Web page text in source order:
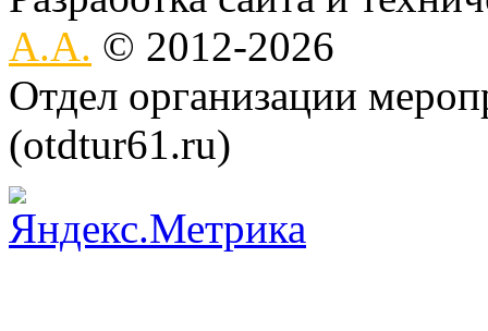
А.А. © 2012-2026
Отдел организации
(otdtur61.ru)